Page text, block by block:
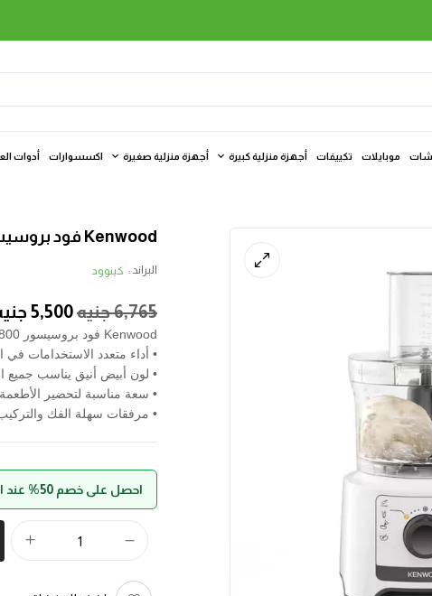
موبايلات تكييفات أجهزة منزلية كبيرة أجهزة منزلية صغيرة اكسسوارات أدوات
Kenwood فود بروسيسور 800 وات، 2.1 لتر، أبيض
البراند : كينوود
6,765جنيه5,500
Kenwood فود بروسيسور 800 وات، 2.1 لتر، أبيض
• أداء متعدد الاستخدامات في
• لون أبيض أنيق يناسب جميع
• سعة مناسبة لتحضير
• مرفقات سهلة الفك
احصل على خصم 50% عند الدفع بواسطة حالا